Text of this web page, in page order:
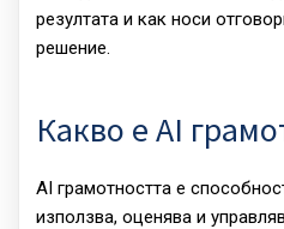
резултата и как носи
решение.
Какво е AI
AI грамотността е
използва, оценява и